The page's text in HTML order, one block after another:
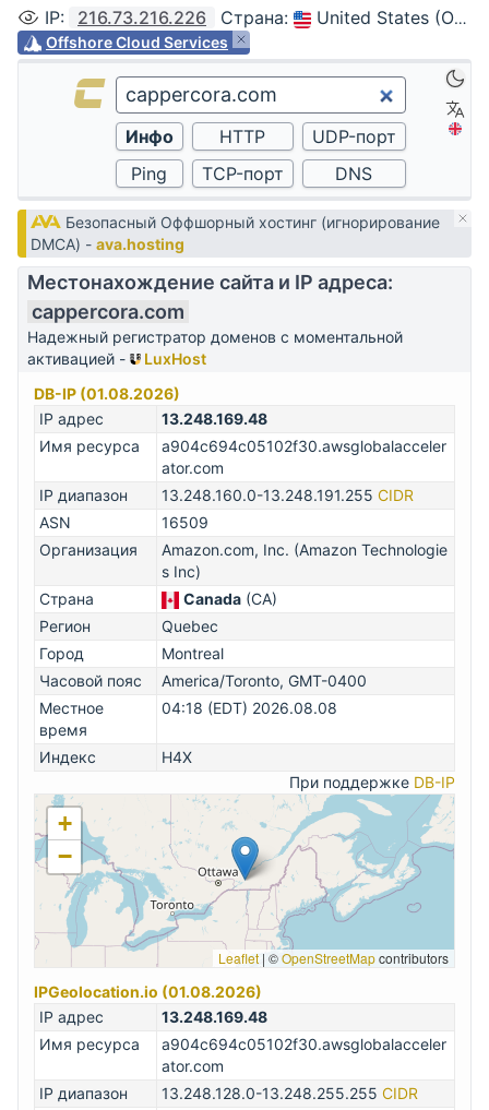
IP: 216.73.216.226 Страна: United States (Ohio, Columbus)
Offshore Cloud Services
Безопасный Оффшорный хостинг (игнорирование
DMCA) - ava.hosting
Местонахождение сайта и IP адреса:
cappercora.com
Надежный регистратор доменов с моментальной
активацией -
LuxHost
DB-IP (01.08.2026)
IP адрес
13.248.169.48
Имя ресурса
a904c694c05102f30.awsglobalacceler
ator.com
IP диапазон
13.248.160.0-13.248.191.255 CIDR
ASN
16509
Организация
Amazon.com, Inc. (Amazon Technologie
s Inc)
Страна
Canada (CA)
Регион
Quebec
Город
Montreal
Часовой пояс
America/Toronto, GMT-0400
Местное
время
04:18 (EDT) 2026.08.08
Индекс
H4X
При поддержке DB-IP
+
−
Leaflet | ©OpenStreetMapcontributors
IPGeolocation.io (01.08.2026)
IP адрес
13.248.169.48
Имя ресурса
a904c694c05102f30.awsglobalacceler
ator.com
IP диапазон
13.248.128.0-13.248.255.255 CIDR